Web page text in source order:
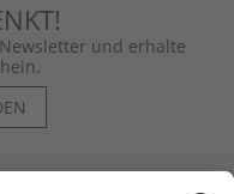
und erhalte